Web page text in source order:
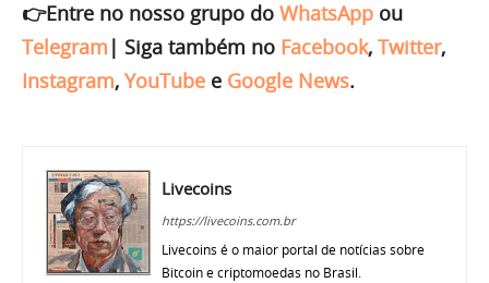
👉Entre no nosso grupo do WhatsApp ou
Telegram | Siga também no Facebook, Twitter,
Instagram, YouTube e Google News.
Livecoins
https://livecoins.com.br
Livecoins é o maior portal de notícias sobre
Bitcoin e criptomoedas no Brasil.